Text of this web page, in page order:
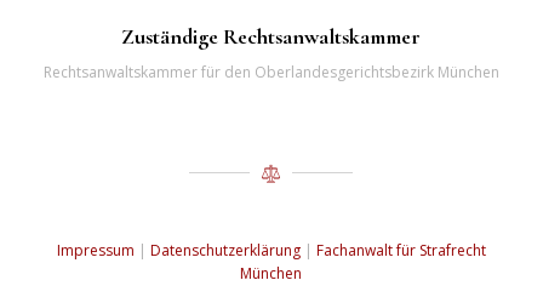
Zuständige Rechtsanwaltskammer
Rechtsanwaltskammer für den Oberlandesgerichtsbezirk München
Impressum | Datenschutzerklärung| Fachanwalt für Strafrecht
München